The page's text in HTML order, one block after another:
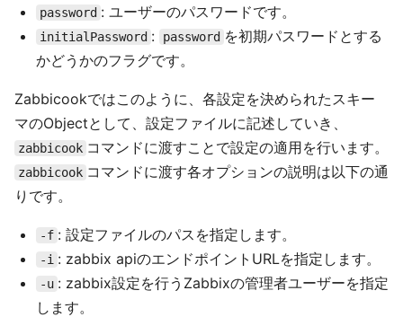
password : ユーザーのパスワードです。
initialPassword : password を初期パスワードとする
かどうかのフラグです。
Zabbicookではこのように、各設定を決められたスキー
マのObjectとして、設定ファイルに記述していき、
zabbicook コマンドに渡すことで設定の適用を行います。
zabbicook コマンドに渡す各オプションの説明は以下の通
りです。
-f : 設定ファイルのパスを指定します。
-i : zabbix apiのエンドポイントURLを指定します。
-u : zabbix設定を行うZabbixの管理者ユーザーを指定
します。